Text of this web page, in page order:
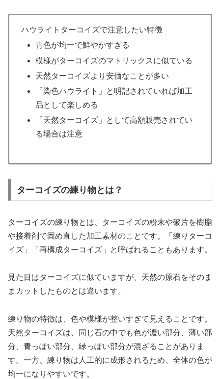
ハウライトターコイズで注意したい特徴
青色が均一で鮮やかすぎる
模様がターコイズのマトリックスに似ている
天然ターコイズより安価なことが多い
「染色ハウライト」と明記されていれば加工
品として楽しめる
「天然ターコイズ」として高額販売されてい
る場合は注意
ターコイズの練り物とは？
ターコイズの練り物とは、ターコイズの粉末や破片を樹脂
や接着剤で固め直した加工素材のことです。「練りターコ
イズ」「再構成ターコイズ」と呼ばれることもあります。
見た目はターコイズに似ていますが、天然の原石をそのま
まカットしたものとは違います。
練り物の特徴は、色や模様が整いすぎて見えることです。
天然ターコイズは、同じ石の中でも色が濃い部分、薄い部
分、青っぽい部分、緑っぽい部分が混ざることがありま
す。一方、練り物は人工的に成形されるため、全体の色が
均一になりやすいです。